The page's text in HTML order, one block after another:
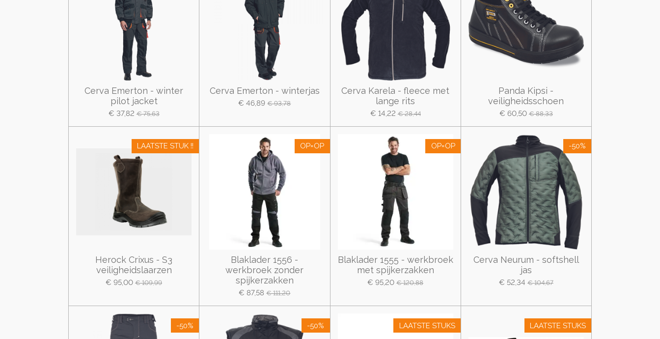
Cerva Emerton - winter
pilot jacket
€ 37,82 € 75,63
Cerva Emerton - winterjas
€ 46,89 € 93,78
Cerva Karela - fleece met
lange rits
€ 14,22 € 28,44
Panda Kipsi -
veiligheidsschoen
€ 60,50 € 88,33
LAATSTE STUK !!
Herock Crixus - S3
veiligheidslaarzen
€ 95,00 € 109,99
OP=OP
Blaklader 1556 -
werkbroek zonder
spijkerzakken
€ 87,58 € 111,20
OP=OP
Blaklader 1555 - werkbroek
met spijkerzakken
€ 95,20 € 120,88
-50%
Cerva Neurum - softshell
jas
€ 52,34 € 104,67
-50% -50% LAATSTE STUKS LAATSTE STUKS